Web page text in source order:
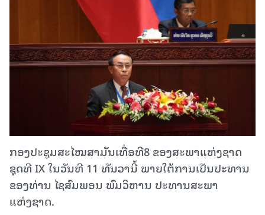
ກອງປະຊຸມສະໄໝສາມັນເທື່ອທີ8 ຂອງສະພາແຫ່ງຊາດ
ຊຸດທີ IX ໃນວັນທີ 11 ທັນວານີ້ ພາຍໃຕ້ການເປັນປະທານ
ຂອງທ່ານ ໄຊສົມພອນ ພົມວິຫານ ປະທານສະພາ
ແຫ່ງຊາດ.